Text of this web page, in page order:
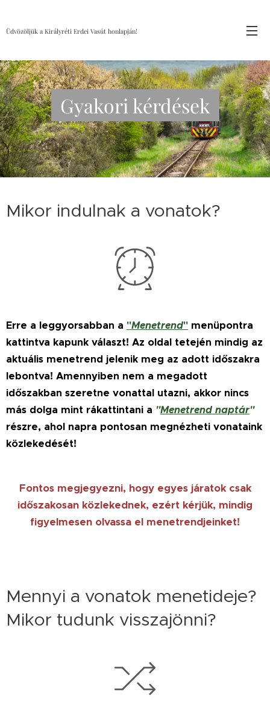
Üdvözöljük a Királyréti Erdei Vasút honlapján!
Gyakori kérdések
Mikor indulnak a vonatok?
Erre a leggyorsabban a "Menetrend" menüpontra
kattintva kapunk választ! Az oldal tetején mindig az
aktuális menetrend jelenik meg az adott időszakra
lebontva! Amennyiben nem a megadott
időszakban szeretne vonattal utazni, akkor nincs
más dolga mint rákattintani a "Menetrend naptár"
részre, ahol napra pontosan megnézheti vonataink
közlekedését!
Fontos megjegyezni, hogy egyes járatok csak
időszakosan közlekednek, ezért kérjük, mindig
figyelmesen olvassa el menetrendjeinket!
Mennyi a vonatok menetideje?
Mikor tudunk visszajönni?